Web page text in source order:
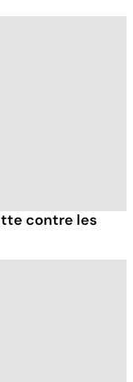
contre les